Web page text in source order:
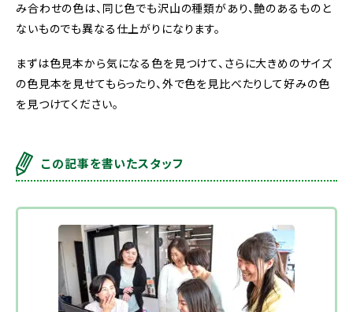
み合わせの色は、同じ色でも沢山の種類があり、艶のあるものと
ないものでも異なる仕上がりになります。
まずは色見本から気になる色を見つけて、さらに大きめのサイズ
の色見本を見せてもらったり、外で色を見比べたりして好みの色
を見つけてください。
この記事を書いたスタッフ